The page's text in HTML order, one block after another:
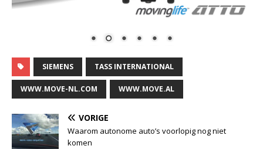
SIEMENS TASS INTERNATIONAL
WWW.MOVE-NL.COM WWW.MOVE.AL
VORIGE
Waarom autonome auto’s voorlopig nog niet
komen